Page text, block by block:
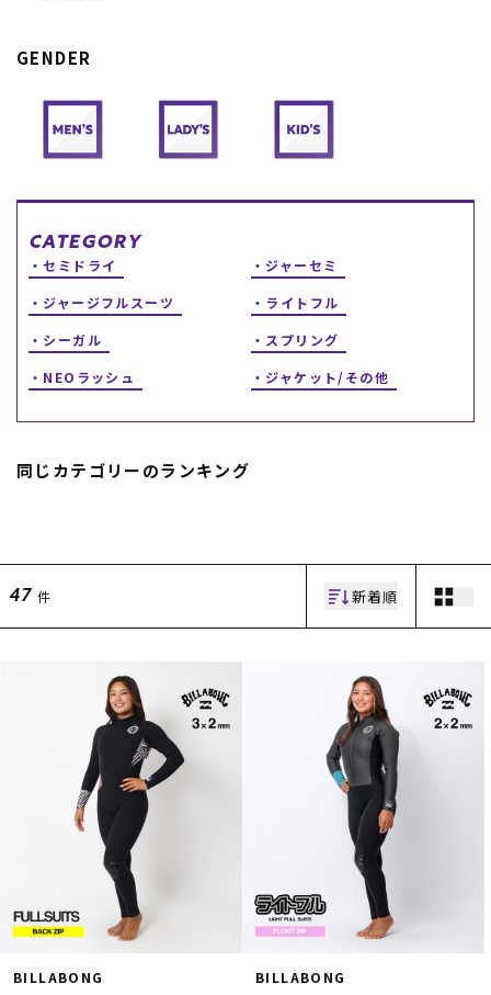
ブランド一覧
RIDE LIFE MAGAZINE一
スタッフスナップ
中古/アウトレット サー
中古/アウトレット スノ
店頭受取サービス
アフターサポート
下取り保証について
店舗一覧
GENDER
CATEGORY
セミドライ
ジャーセミ
ジャージフルスーツ
ライトフル
シーガル
スプリング
NEOラッシュ
ジャケット/その他
同じカテゴリーのランキング
47 件 新着順
BILLABONG BILLABONG